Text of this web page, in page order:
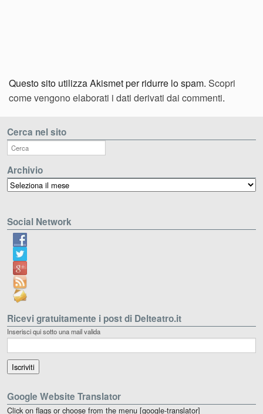
Questo sito utilizza Akismet per ridurre lo spam. Scopri
come vengono elaborati i dati derivati dai commenti.
Cerca nel sito
Archivio
Archivio
Social Network
Ricevi gratuitamente i post di Delteatro.it
Inserisci qui sotto una mail valida
Google Website Translator
Click on flags or choose from the menu [google-translator]